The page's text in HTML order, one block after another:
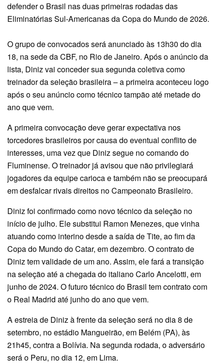
defender o Brasil nas duas primeiras rodadas das
Eliminatórias Sul-Americanas da Copa do Mundo de 2026.
O grupo de convocados será anunciado às 13h30 do dia
18, na sede da CBF, no Rio de Janeiro. Após o anúncio da
lista, Diniz vai conceder sua segunda coletiva como
treinador da seleção brasileira – a primeira aconteceu logo
após o seu anúncio como técnico tampão até metade do
ano que vem.
A primeira convocação deve gerar expectativa nos
torcedores brasileiros por causa do eventual conflito de
interesses, uma vez que Diniz segue no comando do
Fluminense. O treinador já avisou que não privilegiará
jogadores da equipe carioca e também não se preocupará
em desfalcar rivais direitos no Campeonato Brasileiro.
Diniz foi confirmado como novo técnico da seleção no
início de julho. Ele substitui Ramon Menezes, que vinha
atuando como interino desde a saída de Tite, ao fim da
Copa do Mundo do Catar, em dezembro. O contrato de
Diniz tem validade de um ano. Assim, ele fará a transição
na seleção até a chegada do italiano Carlo Ancelotti, em
junho de 2024. O futuro técnico do Brasil tem contrato com
o Real Madrid até junho do ano que vem.
A estreia de Diniz à frente da seleção será no dia 8 de
setembro, no estádio Mangueirão, em Belém (PA), às
21h45, contra a Bolívia. Na segunda rodada, o adversário
será o Peru, no dia 12, em Lima.